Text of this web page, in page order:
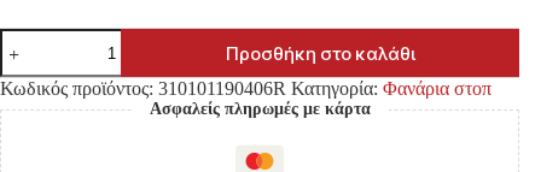
ΦΑΝΟΣ
ΣΤΟΠ
FORD
RANGER
'04-
'06
DIAMOND
Προσθήκη στο καλάθι
Κωδικός προϊόντος: 310101190406R Κατηγορία: Φανάρια στοπ
Ασφαλείς πληρωμές με κάρτα